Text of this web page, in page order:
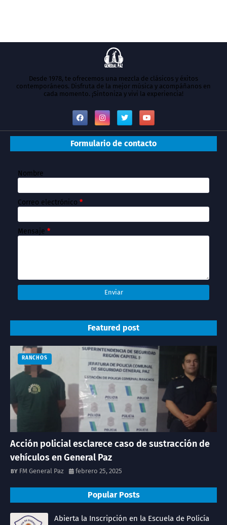
Desde 1978, te ofrecemos una mezcla de clásicos y éxitos
contemporáneos. Disfruta de la mejor música y acompáñanos en
cada momento. ¡Sintoniza y vivi la experiencia!
Formulario de contacto
Nombre
Correo electrónico *
Mensaje *
Featured post
RANCHOS
Acción policial esclarece caso de sustracción de
vehículos en General Paz
FM General Paz febrero 25, 2025
Popular Posts
Abierta la Inscripción en la Escuela de Policía